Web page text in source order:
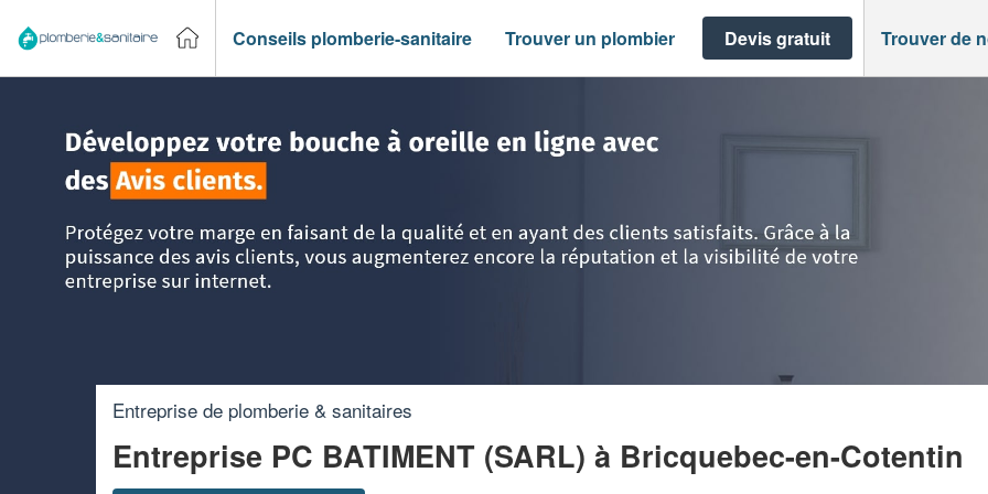
Conseils plomberie-sanitaire Trouver un plombier Devis gratuit Trouver de
Entreprise de plomberie & sanitaires
Entreprise PC BATIMENT (SARL) à Bricquebec-en-Cotentin